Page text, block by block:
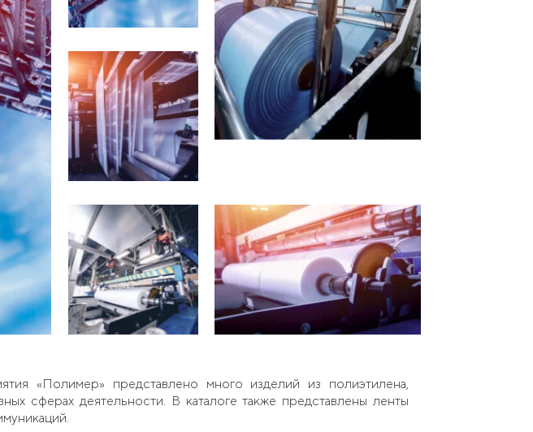
«Полимер» представлено много изделий из полиэтилена,
сферах деятельности. В каталоге также представлены ленты